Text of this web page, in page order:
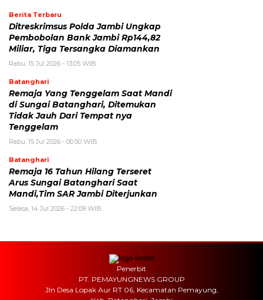
Berita Terbaru
Ditreskrimsus Polda Jambi Ungkap
Pembobolan Bank Jambi Rp144,82
Miliar, Tiga Tersangka Diamankan
Rabu, 15 Jul 2026 - 13:05 WIB
Batanghari
Remaja Yang Tenggelam Saat Mandi
di Sungai Batanghari, Ditemukan
Tidak Jauh Dari Tempat nya
Tenggelam
Rabu, 15 Jul 2026 - 00:50 WIB
Batanghari
Remaja 16 Tahun Hilang Terseret
Arus Sungai Batanghari Saat
Mandi,Tim SAR Jambi Diterjunkan
Selasa, 14 Jul 2026 - 22:09 WIB
Penerbit
PT. PEMAYUNGNEWS GROUP
Jln Desa Lopak Aur RT 06, Kecamatan Pemayung,